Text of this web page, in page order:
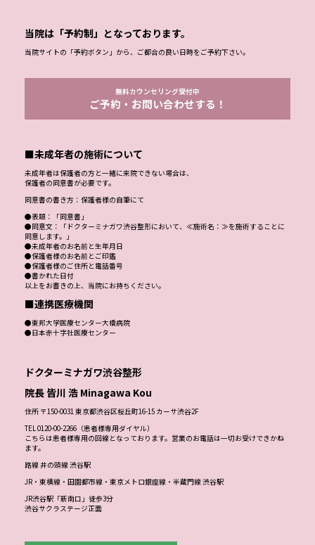
当院は「予約制」となっております。
当院サイトの「予約ボタン」から、ご都合の良い日時をご予約下さい。
無料カウンセリング受付中
ご予約・お問い合わせする！
■未成年者の施術について
未成年者は保護者の方と一緒に来院できない場合は、
保護者の同意書が必要です。
同意書の書き方：保護者様の自筆にて
●表題：「同意書」
●同意文：「ドクターミナガワ渋谷整形において、≪施術名：≫を施術することに
同意します。」
●未成年者のお名前と生年月日
●保護者様のお名前とご印鑑
●保護者様のご住所と電話番号
●書かれた日付
以上をお書きの上、当院にお持ちください。
■連携医療機関
●東邦大学医療センター大橋病院
●日本赤十字社医療センター
ドクターミナガワ渋谷整形
院長 皆川 浩 Minagawa Kou
住所 〒150-0031 東京都渋谷区桜丘町16-15 カーサ渋谷2F
TEL 0120-00-2266（患者様専用ダイヤル）
こちらは患者様専用の回線となっております。営業のお電話は一切お受けできかね
ます。
路線 井の頭線 渋谷駅
JR・東横線・田園都市線・東京メトロ銀座線・半蔵門線 渋谷駅
JR渋谷駅「新南口」徒歩3分
渋谷サクラステージ正面